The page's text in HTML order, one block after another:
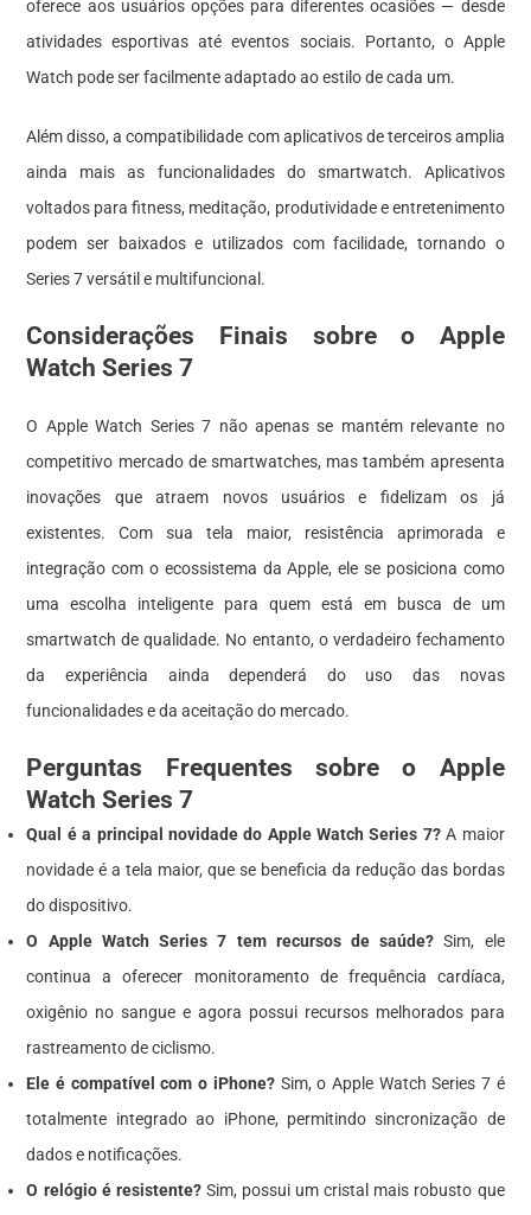
oferece aos usuários opções para diferentes ocasiões — desde
atividades esportivas até eventos sociais. Portanto, o Apple
Watch pode ser facilmente adaptado ao estilo de cada um.
Além disso, a compatibilidade com aplicativos de terceiros amplia
ainda mais as funcionalidades do smartwatch. Aplicativos
voltados para fitness, meditação, produtividade e entretenimento
podem ser baixados e utilizados com facilidade, tornando o
Series 7 versátil e multifuncional.
Considerações Finais sobre o Apple
Watch Series 7
O Apple Watch Series 7 não apenas se mantém relevante no
competitivo mercado de smartwatches, mas também apresenta
inovações que atraem novos usuários e fidelizam os já
existentes. Com sua tela maior, resistência aprimorada e
integração com o ecossistema da Apple, ele se posiciona como
uma escolha inteligente para quem está em busca de um
smartwatch de qualidade. No entanto, o verdadeiro fechamento
da experiência ainda dependerá do uso das novas
funcionalidades e da aceitação do mercado.
Perguntas Frequentes sobre o Apple
Watch Series 7
Qual é a principal novidade do Apple Watch Series 7?A maior
novidade é a tela maior, que se beneficia da redução das bordas
do dispositivo.
O Apple Watch Series 7 tem recursos de saúde? Sim, ele
continua a oferecer monitoramento de frequência cardíaca,
oxigênio no sangue e agora possui recursos melhorados para
rastreamento de ciclismo.
Ele é compatível com o iPhone?Sim, o Apple Watch Series 7 é
totalmente integrado ao iPhone, permitindo sincronização de
dados e notificações.
O relógio é resistente?Sim, possui um cristal mais robusto que